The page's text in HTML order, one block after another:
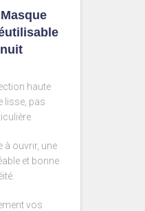
haute
lisse, pas
à ouvrir, une
et bonne
vos